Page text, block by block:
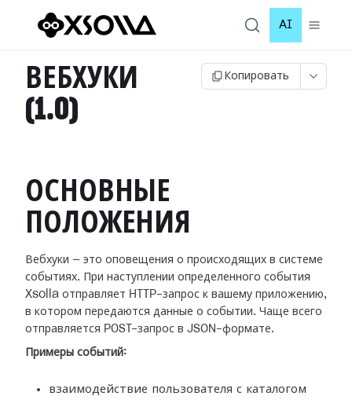
AI
ВЕБХУКИ
(1.0)
Копировать
ОСНОВНЫЕ
ПОЛОЖЕНИЯ
Вебхуки — это оповещения о происходящих в системе
событиях. При наступлении определенного события
Xsolla отправляет HTTP-запрос к вашему приложению,
в котором передаются данные о событии. Чаще всего
отправляется POST-запрос в JSON-формате.
Примеры событий:
взаимодействие пользователя с каталогом